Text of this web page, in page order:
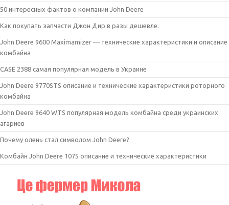
50 интересных фактов о компании John Deere
Как покупать запчасти Джон Дир в разы дешевле.
John Deere 9600 Maximamizer — технические характеристики и описание
комбайна
CASE 2388 самая популярная модель в Украине
John Deere 9770STS описание и технические характеристики роторного
комбайна
John Deere 9640 WTS популярная модель комбайна среди украинских
агариев
Почему олень стал символом John Deere?
Комбайн John Deere 1075 описание и технические характеристики